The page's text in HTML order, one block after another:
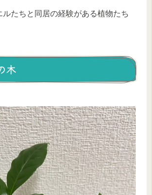
ルたちと同居の経験がある植物たち
木